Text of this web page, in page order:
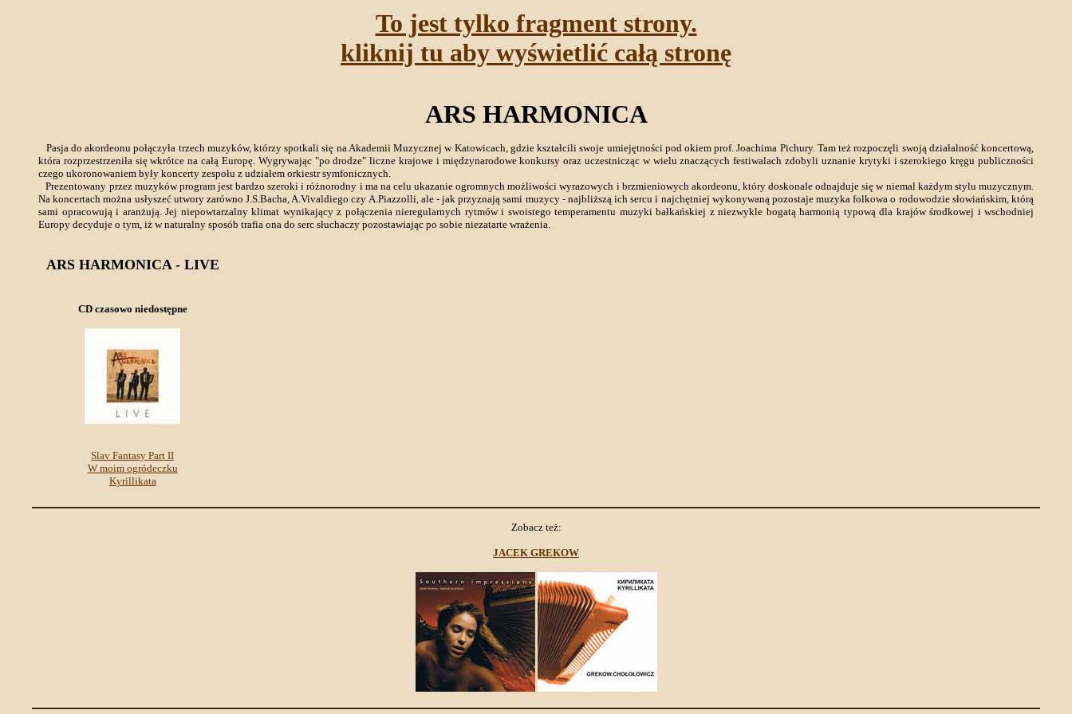
To jest tylko fragment strony.
kliknij tu aby wyświetlić całą stronę
ARS HARMONICA
Pasja do akordeonu połączyła trzech muzyków, którzy spotkali się na Akademii Muzycznej w Katowicach, gdzie kształcili swoje umiejętności pod okiem prof. Joachima Pichury. Tam też rozpoczęli swoją działalność koncertową,
która rozprzestrzeniła się wkrótce na całą Europę. Wygrywając "po drodze" liczne krajowe i międzynarodowe konkursy oraz uczestnicząc w wielu znaczących festiwalach zdobyli uznanie krytyki i szerokiego kręgu publiczności
czego ukoronowaniem były koncerty zespołu z udziałem orkiestr symfonicznych.
Prezentowany przez muzyków program jest bardzo szeroki i różnorodny i ma na celu ukazanie ogromnych możliwości wyrazowych i brzmieniowych akordeonu, który doskonale odnajduje się w niemal każdym stylu muzycznym.
Na koncertach można usłyszeć utwory zarówno J.S.Bacha, A.Vivaldiego czy A.Piazzolli, ale - jak przyznają sami muzycy - najbliższą ich sercu i najchętniej wykonywaną pozostaje muzyka folkowa o rodowodzie słowiańskim, którą
sami opracowują i aranżują. Jej niepowtarzalny klimat wynikający z połączenia nieregularnych rytmów i swoistego temperamentu muzyki bałkańskiej z niezwykle bogatą harmonią typową dla krajów środkowej i wschodniej
Europy decyduje o tym, iż w naturalny sposób trafia ona do serc słuchaczy pozostawiając po sobie niezatarte wrażenia.
ARS HARMONICA - LIVE
CD czasowo niedostępne
Slav Fantasy Part II
W moim ogródeczku
Kyrillikata
Zobacz też:
JACEK GREKOW